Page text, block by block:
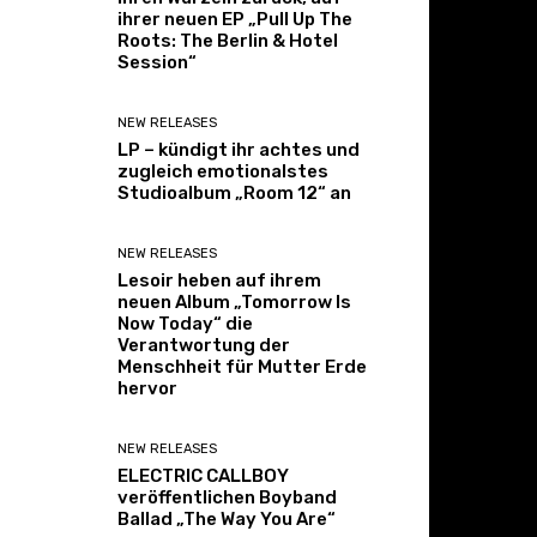
ihrer neuen EP „Pull Up The
Roots: The Berlin & Hotel
Session“
NEW RELEASES
LP – kündigt ihr achtes und
zugleich emotionalstes
Studioalbum „Room 12“ an
NEW RELEASES
Lesoir heben auf ihrem
neuen Album „Tomorrow Is
Now Today“ die
Verantwortung der
Menschheit für Mutter Erde
hervor
NEW RELEASES
ELECTRIC CALLBOY
veröffentlichen Boyband
Ballad „The Way You Are“